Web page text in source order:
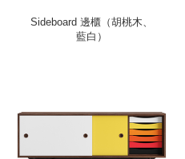
Sideboard 邊櫃（胡桃木、
藍白）